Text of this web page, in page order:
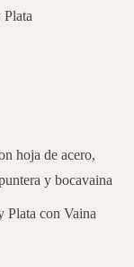
Plata con Vaina